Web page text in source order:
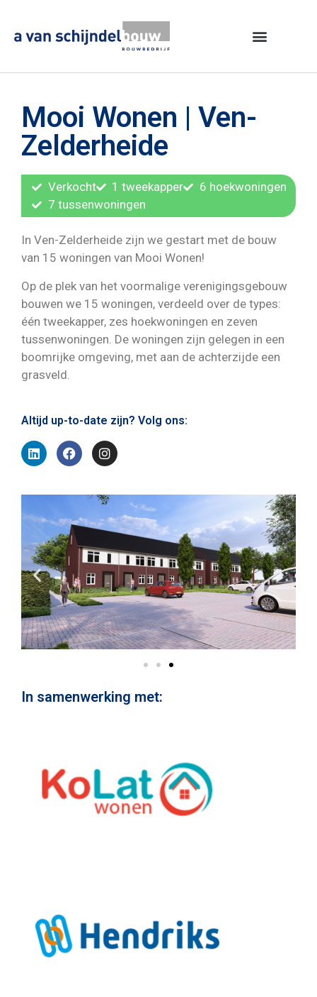
Mooi Wonen | Ven-
Zelderheide
Verkocht 1 tweekapper
6 hoekwoningen
7 tussenwoningen
In Ven-Zelderheide zijn we gestart met de bouw
van 15 woningen van Mooi Wonen!
Op de plek van het voormalige verenigingsgebouw
bouwen we 15 woningen, verdeeld over de types:
één tweekapper, zes hoekwoningen en zeven
tussenwoningen. De woningen zijn gelegen in een
boomrijke omgeving, met aan de achterzijde een
grasveld.
Altijd up-to-date zijn? Volg ons:
In samenwerking met: